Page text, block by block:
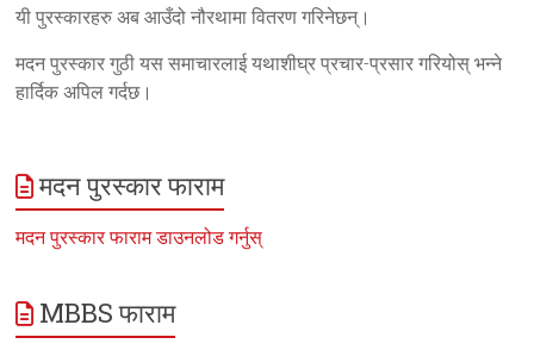
यी पुरस्कारहरु अब आउँदो नौरथामा वितरण गरिनेछन्।
मदन पुरस्कार गुठी यस समाचारलाई यथाशीघ्र प्रचार-प्रसार गरियोस् भन्ने
हार्दिक अपिल गर्दछ।
मदन पुरस्कार फाराम
मदन पुरस्कार फाराम डाउनलोड गर्नुस्
MBBS फाराम